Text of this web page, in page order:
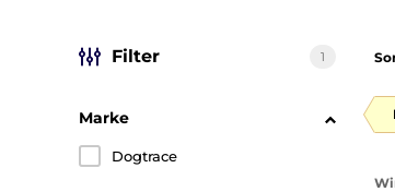
Filter 1
Marke
Dogtrace